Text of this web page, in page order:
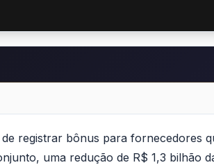
registrar bônus para fornecedores
uma redução de R$ 1,3 bilhão